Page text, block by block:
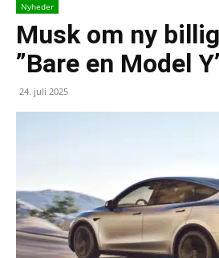
Nyheder
Musk om ny
”Bare en Model
24. juli 2025